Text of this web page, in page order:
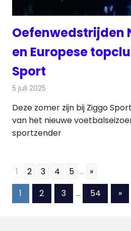
Oefenwedstrijden
en Europese
Sport
5 juli 2025
Deze zomer zijn bij Ziggo
van het nieuwe
sportzender
1 2 3 4 5 ... »
Berichten
1 2 3 … 54 »